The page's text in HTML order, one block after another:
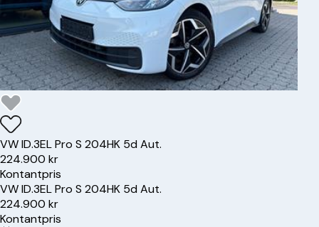
VWID.3EL Pro S 204HK 5d Aut.
224.900 kr
Kontantpris
VWID.3EL Pro S 204HK 5d Aut.
224.900 kr
Kontantpris